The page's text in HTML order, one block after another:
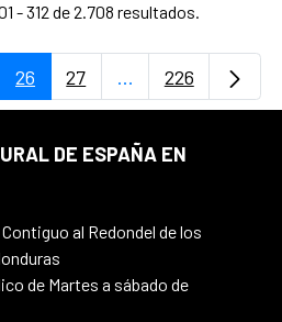
- 312 de 2.708 resultados.
Use TAB para
Página
26 Página
27 ...PáginasPágina
226
DE ESPAÑA EN
al Redondel de los
de Martes a sábado de